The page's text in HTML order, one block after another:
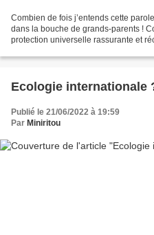
Combien de fois j’entends cette
dans la bouche de grands-parents !
protection universelle rassurante et
Ecologie internationale
Publié le 21/06/2022 à 19:59
Par Miniritou